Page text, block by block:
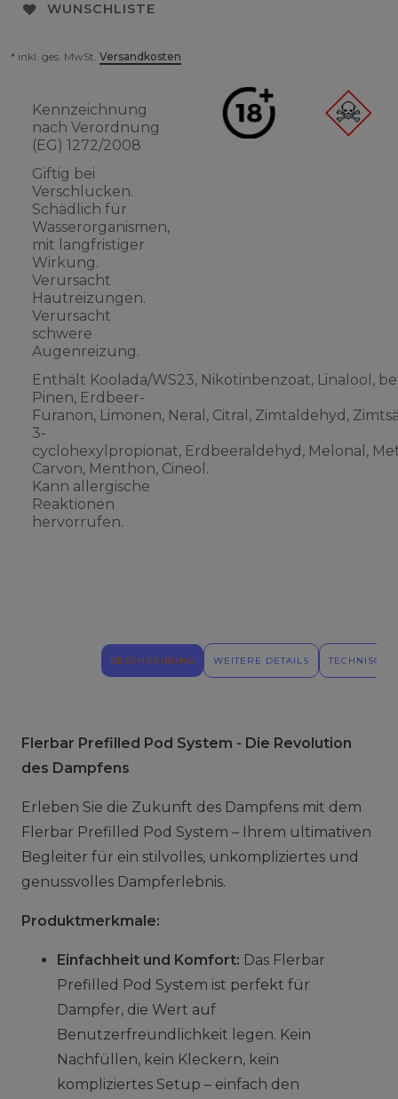
WUNSCHLISTE
* inkl. ges. MwSt. Versandkosten
Kennzeichnung
nach Verordnung
(EG) 1272/2008
Giftig bei
Verschlucken.
Schädlich für
Wasserorganismen,
mit langfristiger
Wirkung.
Verursacht
Hautreizungen.
Verursacht
schwere
Augenreizung.
Enthält Koolada/WS23, Nikotinbenzoat, Linalool,
Pinen, Erdbeer-
Furanon, Limonen, Neral, Citral, Zimtaldehyd,
3-
cyclohexylpropionat, Erdbeeraldehyd, Melonal,
Carvon, Menthon, Cineol.
Kann allergische
Reaktionen
hervorrufen.
BESCHREIBUNG WEITERE DETAILS
Flerbar Prefilled Pod System - Die Revolution
des Dampfens
Erleben Sie die Zukunft des Dampfens mit dem
Flerbar Prefilled Pod System – Ihrem ultimativen
Begleiter für ein stilvolles, unkompliziertes und
genussvolles Dampferlebnis.
Produktmerkmale:
Einfachheit und Komfort: Das Flerbar
Prefilled Pod System ist perfekt für
Dampfer, die Wert auf
Benutzerfreundlichkeit legen. Kein
Nachfüllen, kein Kleckern, kein
kompliziertes Setup – einfach den